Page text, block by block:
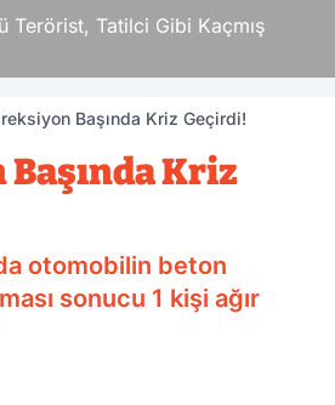
Tatilci Gibi Kaçmış
Başında Kriz Geçirdi!
Kriz
otomobilin beton
sonucu 1 kişi ağır